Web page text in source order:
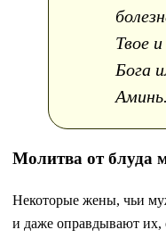
Твое
Бога
Аминь.
Молитва от блуда
Некоторые жены, чьи
и даже оправдывают их,